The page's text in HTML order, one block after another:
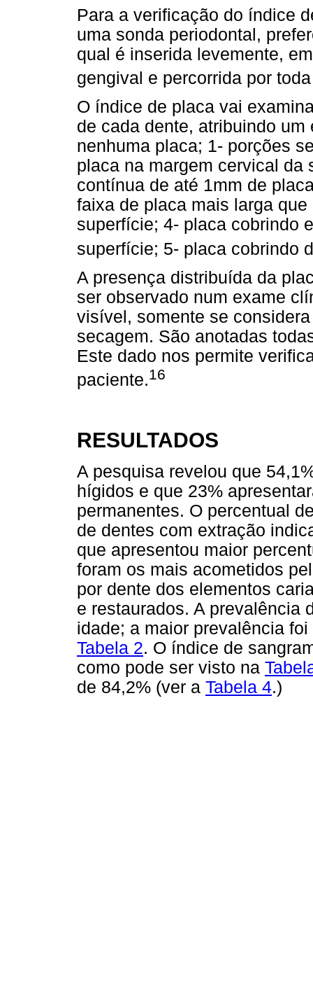
Para a verificação do índice
uma sonda periodontal,
qual é inserida levemente,
gengival e percorrida por
O índice de placa vai
de cada dente, atribuindo
nenhuma placa; 1- porções
placa na margem cervical da
contínua de até 1mm de
faixa de placa mais larga
superfície; 4- placa cobrindo
superfície; 5- placa cobrindo
A presença distribuída da
ser observado num exame
visível, somente se
secagem. São anotadas
Este dado nos permite
paciente.16
RESULTADOS
A pesquisa revelou que
hígidos e que 23%
permanentes. O percentual
de dentes com extração
que apresentou maior
foram os mais acometidos
por dente dos elementos
e restaurados. A prevalência
idade; a maior prevalência
Tabela 2. O índice de
como pode ser visto na
de 84,2% (ver a Tabela 4.)